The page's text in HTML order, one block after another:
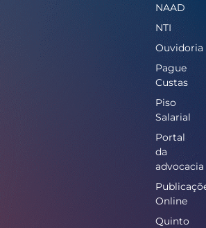
NAAD
NTI
Ouvidoria
Pague
Custas
Piso
Salarial
Portal
da
advocacia
Online
Quinto